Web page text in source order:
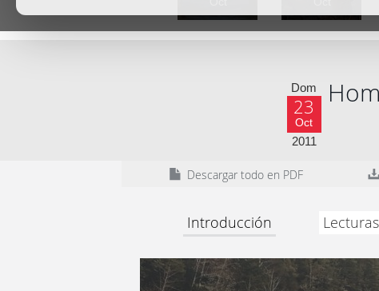
Dom
23
Oct
2011
Descargar todo en PDF
Introducción Lecturas